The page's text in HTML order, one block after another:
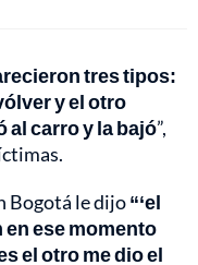
tres tipos:
y el otro
al carro y la bajó”,
Bogotá le dijo“‘el
ese momento
el otro me dio el